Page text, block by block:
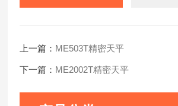
上一篇： ME503T精密天平
下一篇： ME2002T精密天平